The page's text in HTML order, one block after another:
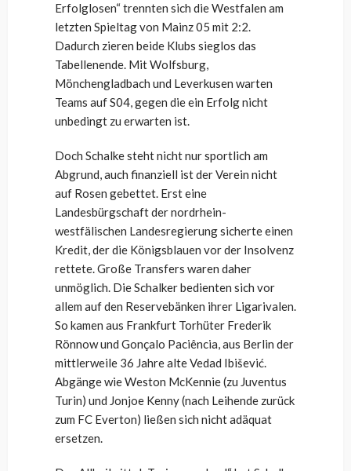
Erfolglosen“ trennten sich die Westfalen am
letzten Spieltag von Mainz 05 mit 2:2.
Dadurch zieren beide Klubs sieglos das
Tabellenende. Mit Wolfsburg,
Mönchengladbach und Leverkusen warten
Teams auf S04, gegen die ein Erfolg nicht
unbedingt zu erwarten ist.
Doch Schalke steht nicht nur sportlich am
Abgrund, auch finanziell ist der Verein nicht
auf Rosen gebettet. Erst eine
Landesbürgschaft der nordrhein-
westfälischen Landesregierung sicherte einen
Kredit, der die Königsblauen vor der Insolvenz
rettete. Große Transfers waren daher
unmöglich. Die Schalker bedienten sich vor
allem auf den Reservebänken ihrer Ligarivalen.
So kamen aus Frankfurt Torhüter Frederik
Rönnow und Gonçalo Paciência, aus Berlin der
mittlerweile 36 Jahre alte Vedad Ibišević.
Abgänge wie Weston McKennie (zu Juventus
Turin) und Jonjoe Kenny (nach Leihende zurück
zum FC Everton) ließen sich nicht adäquat
ersetzen.